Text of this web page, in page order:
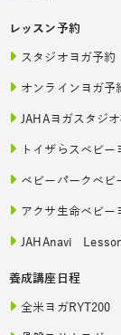
レッスン予約
スタジオヨガ予約
オンラインヨガ予
JAHAヨガスタジ
トイザらスベビー
ベビーパークベビ
アクサ生命ベビー
JAHAnavi
養成講座日程
全米ヨガRYT200